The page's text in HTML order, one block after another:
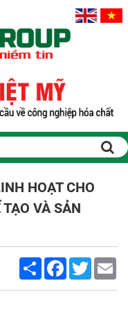
HOẠT CHO
VÀ SẢN
Share FacebookTwitter